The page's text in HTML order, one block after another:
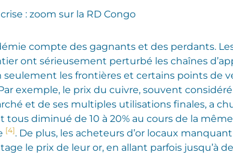
: zoom sur la RD Congo
compte des gagnants et des perdants.
ont sérieusement perturbé les chaînes
seulement les frontières et certains points de
exemple, le prix du cuivre, souvent
et de ses multiples utilisations finales, a
diminué de 10 à 20% au cours de la
[4]. De plus, les acheteurs d’or locaux
le prix de leur or, en allant parfois jusqu’à